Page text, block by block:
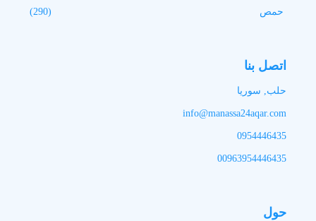
حمص (290)
اتصل بنا
حلب, سوريا
info@manassa24aqar.com
0954446435
00963954446435
حول